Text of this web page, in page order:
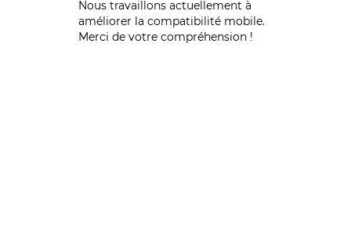
Nous travaillons actuellement à
améliorer la compatibilité mobile.
Merci de votre compréhension !